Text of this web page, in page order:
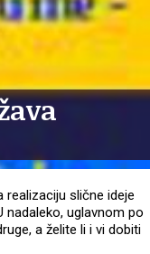
realizaciju slične ideje
nadaleko, uglavnom po
a želite li i vi dobiti